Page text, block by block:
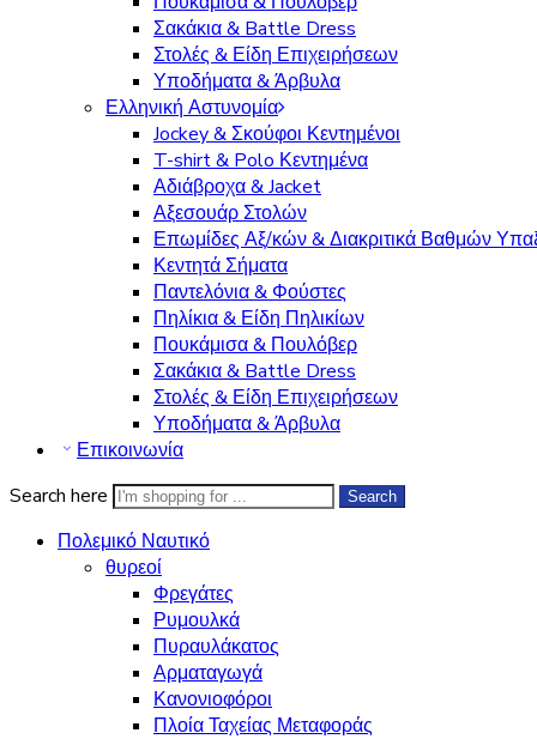
Σακάκια & Battle Dress
Στολές & Είδη Επιχειρήσεων
Υποδήματα & Άρβυλα
Ελληνική Αστυνομία
Jockey & Σκούφοι Κεντημένοι
T-shirt & Polo Κεντημένα
Αδιάβροχα & Jacket
Αξεσουάρ Στολών
Επωμίδες Αξ/κών & Διακριτικά Βαθμών
Κεντητά Σήματα
Παντελόνια & Φούστες
Πηλίκια & Είδη Πηλικίων
Πουκάμισα & Πουλόβερ
Σακάκια & Battle Dress
Στολές & Είδη Επιχειρήσεων
Υποδήματα & Άρβυλα
Επικοινωνία
Search here
Search
Πολεμικό Ναυτικό
θυρεοί
Φρεγάτες
Ρυμουλκά
Πυραυλάκατος
Αρματαγωγά
Κανονιοφόροι
Πλοία Ταχείας Μεταφοράς